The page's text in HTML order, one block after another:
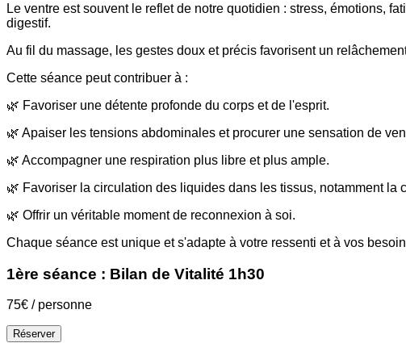
Le ventre est souvent le reflet de notre quotidien : stress, émotions,
digestif.
Au fil du massage, les gestes doux et précis favorisent un
Cette séance peut contribuer à :
🌿 Favoriser une détente profonde du corps et de l'esprit.
🌿 Apaiser les tensions abdominales et procurer une sensation de
🌿 Accompagner une respiration plus libre et plus ample.
🌿 Favoriser la circulation des liquides dans les tissus, notamment la
🌿 Offrir un véritable moment de reconnexion à soi.
Chaque séance est unique et s'adapte à votre ressenti et à vos
1ère séance : Bilan de Vitalité 1h30
75€ / personne
Réserver